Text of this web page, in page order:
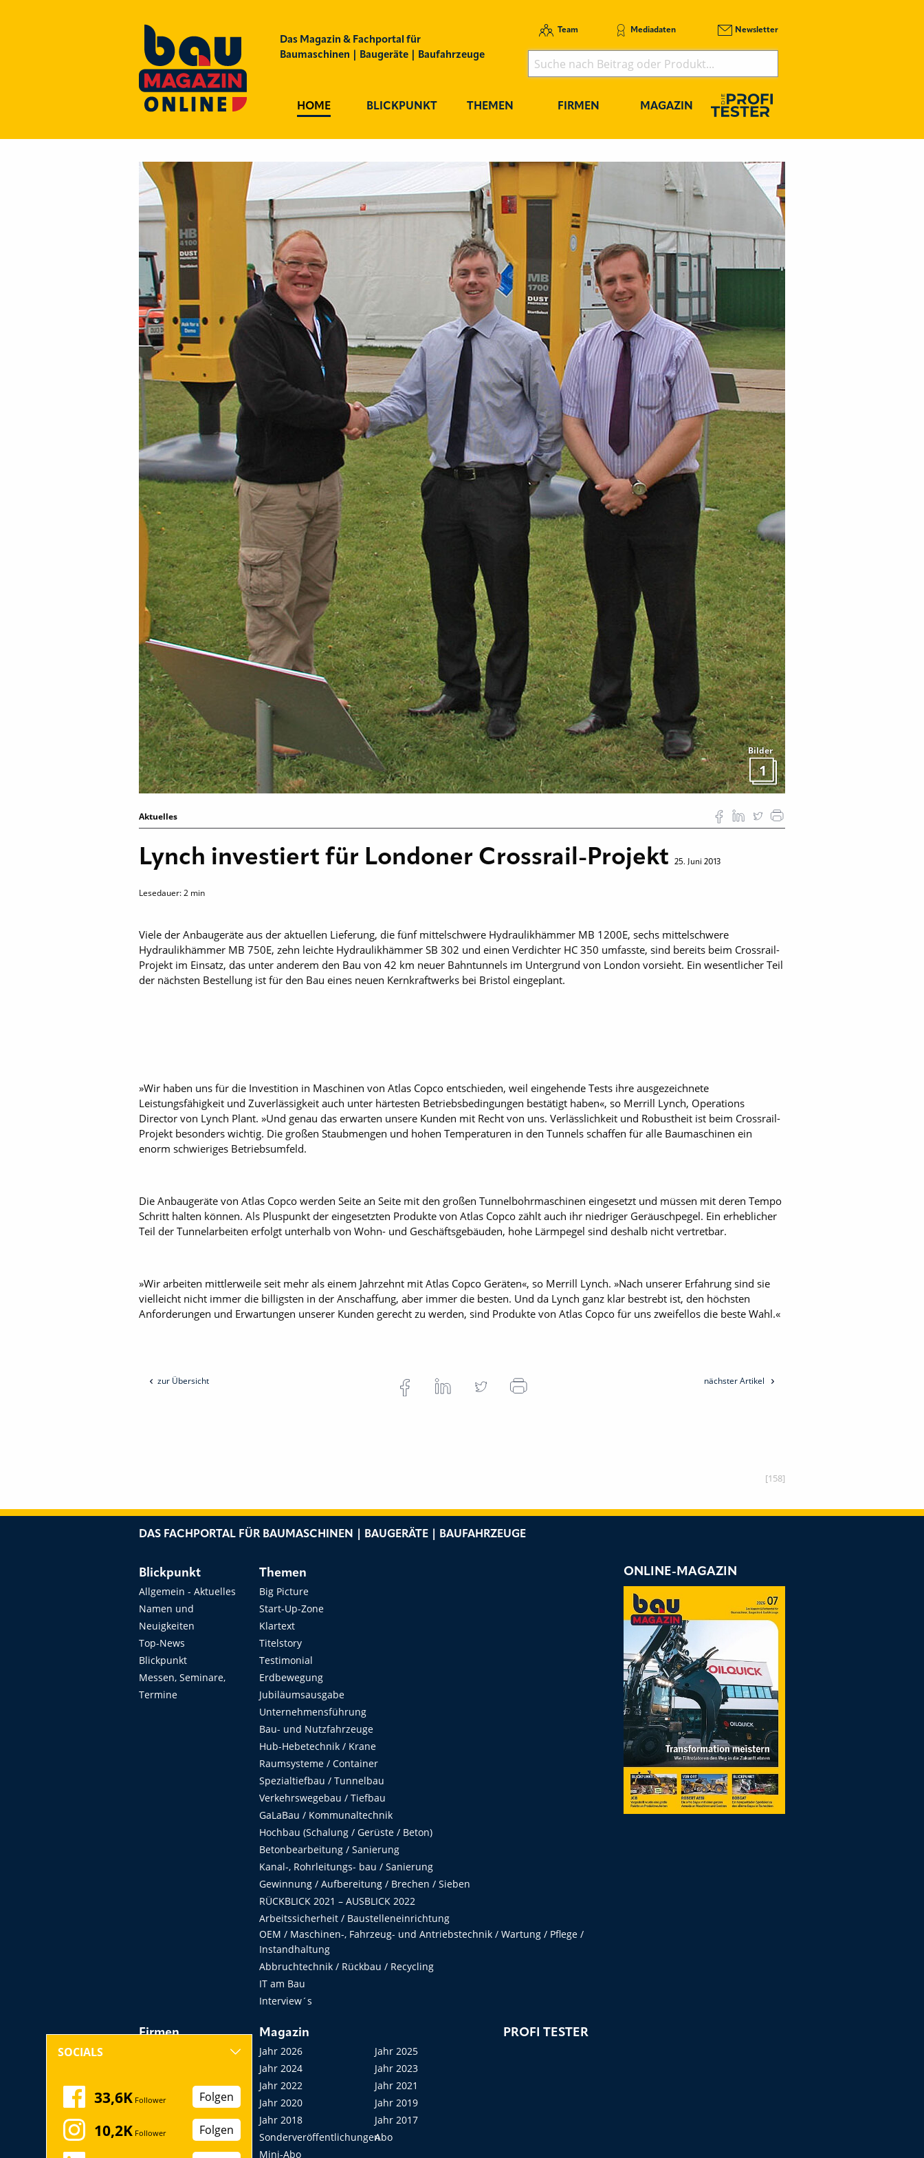
Das Magazin & Fachportal für
Baumaschinen | Baugeräte | Baufahrzeuge
Team Mediadaten Newsletter
HOME BLICKPUNKT THEMEN FIRMEN MAGAZIN
Bilder
1
Aktuelles
Lynch investiert für Londoner Crossrail-Projekt 25. Juni 2013
Lesedauer:2 min
Viele der Anbaugeräte aus der aktuellen Lieferung, die fünf mittelschwere Hydraulikhämmer MB 1200E, sechs mittelschwere
Hydraulikhämmer MB 750E, zehn leichte Hydraulikhämmer SB 302 und einen Verdichter HC 350 umfasste, sind bereits beim Crossrail-
Projekt im Einsatz, das unter anderem den Bau von 42 km neuer Bahntunnels im Untergrund von London vorsieht. Ein wesentlicher Teil
der nächsten Bestellung ist für den Bau eines neuen Kernkraftwerks bei Bristol eingeplant.
»Wir haben uns für die Investition in Maschinen von Atlas Copco entschieden, weil eingehende Tests ihre ausgezeichnete
Leistungsfähigkeit und Zuverlässigkeit auch unter härtesten Betriebsbedingungen bestätigt haben«, so Merrill Lynch, Operations
Director von Lynch Plant. »Und genau das erwarten unsere Kunden mit Recht von uns. Verlässlichkeit und Robustheit ist beim Crossrail-
Projekt besonders wichtig. Die großen Staubmengen und hohen Temperaturen in den Tunnels schaffen für alle Baumaschinen ein
enorm schwieriges Betriebsumfeld.
Die Anbaugeräte von Atlas Copco werden Seite an Seite mit den großen Tunnelbohrmaschinen eingesetzt und müssen mit deren Tempo
Schritt halten können. Als Pluspunkt der eingesetzten Produkte von Atlas Copco zählt auch ihr niedriger Geräuschpegel. Ein erheblicher
Teil der Tunnelarbeiten erfolgt unterhalb von Wohn- und Geschäftsgebäuden, hohe Lärmpegel sind deshalb nicht vertretbar.
»Wir arbeiten mittlerweile seit mehr als einem Jahrzehnt mit Atlas Copco Geräten«, so Merrill Lynch. »Nach unserer Erfahrung sind sie
vielleicht nicht immer die billigsten in der Anschaffung, aber immer die besten. Und da Lynch ganz klar bestrebt ist, den höchsten
Anforderungen und Erwartungen unserer Kunden gerecht zu werden, sind Produkte von Atlas Copco für uns zweifellos die beste Wahl.«
zur Übersicht nächster Artikel
[158]
DAS FACHPORTAL FÜR BAUMASCHINEN | BAUGERÄTE | BAUFAHRZEUGE
Blickpunkt
Allgemein - Aktuelles
Namen und
Neuigkeiten
Top-News
Blickpunkt
Messen, Seminare,
Termine
Themen
Big Picture
Start-Up-Zone
Klartext
Titelstory
Testimonial
Erdbewegung
Jubiläumsausgabe
Unternehmensführung
Bau- und Nutzfahrzeuge
Hub-Hebetechnik / Krane
Raumsysteme / Container
Spezialtiefbau / Tunnelbau
Verkehrswegebau / Tiefbau
GaLaBau / Kommunaltechnik
Hochbau (Schalung / Gerüste / Beton)
Betonbearbeitung / Sanierung
Kanal-, Rohrleitungs- bau / Sanierung
Gewinnung / Aufbereitung / Brechen / Sieben
RÜCKBLICK 2021 – AUSBLICK 2022
Arbeitssicherheit / Baustelleneinrichtung
OEM / Maschinen-, Fahrzeug- und Antriebstechnik / Wartung / Pflege /
Instandhaltung
Abbruchtechnik / Rückbau / Recycling
IT am Bau
Interview´s
Firmen
Messen, Seminare,
Kongresse
Startup
Magazin
Jahr 2026
Jahr 2025
Jahr 2024
Jahr 2023
Jahr 2022
Jahr 2021
Jahr 2020
Jahr 2019
Jahr 2018
Jahr 2017
SonderveröffentlichungenAbo
Mini-Abo
PROFI TESTER
ONLINE-MAGAZIN
SOCIALS
33,6K Follower Folgen
10,2K Follower Folgen